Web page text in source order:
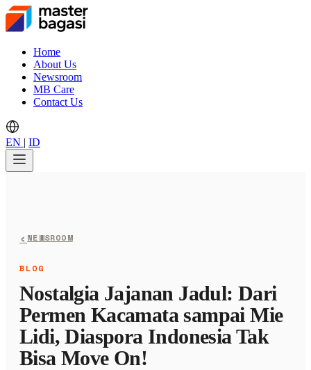
Home
About Us
Newsroom
MB Care
Contact Us
EN | ID
‹NEWSROOM
BLOG
Nostalgia Jajanan Jadul: Dari
Permen Kacamata sampai Mie
Lidi, Diaspora Indonesia Tak
Bisa Move On!